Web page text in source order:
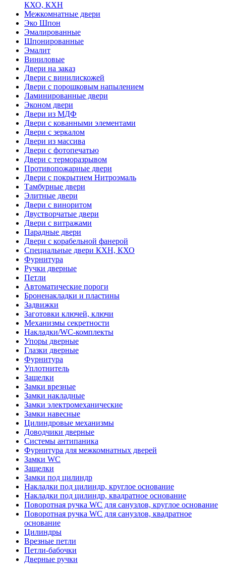
КХО, КХН
Межкомнатные двери
Эко Шпон
Эмалированные
Шпонированные
Эмалит
Виниловые
Двери на заказ
Двери с винилискожей
Двери с порошковым напылением
Ламинированные двери
Эконом двери
Двери из МДФ
Двери с кованными элементами
Двери с зеркалом
Двери из массива
Двери с фотопечатью
Двери с терморазрывом
Противопожарные двери
Двери с покрытием Нитроэмаль
Тамбурные двери
Элитные двери
Двери с виноритом
Двустворчатые двери
Двери с витражами
Парадные двери
Двери с корабельной фанерой
Специальные двери КХН, КХО
Фурнитура
Ручки дверные
Петли
Автоматические пороги
Броненакладки и пластины
Задвижки
Заготовки ключей, ключи
Механизмы секретности
Накладки/WC-комплекты
Упоры дверные
Глазки дверные
Фурнитура
Уплотнитель
Защелки
Замки врезные
Замки накладные
Замки электромеханические
Замки навесные
Цилиндровые механизмы
Доводчики дверные
Системы антипаника
Фурнитура для межкомнатных дверей
Замки WC
Защелки
Замки под цилиндр
Накладки под цилиндр, круглое основание
Накладки под цилиндр, квадратное основание
Поворотная ручка WC для санузлов, круглое основание
Поворотная ручка WC для санузлов, квадратное
основание
Цилиндры
Врезные петли
Петли-бабочки
Дверные ручки